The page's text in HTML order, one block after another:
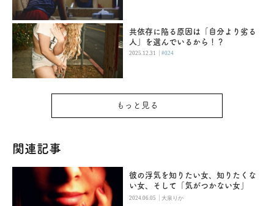
共依存に陥る原因は「自分より劣る
人」を選んでいるから！？
2025.12.31 |#024
もっと見る
関連記事
彼の浮気を知りたい女、知りたくな
い女、そして「気がつかない女」
2024.06.05 |大泉りか